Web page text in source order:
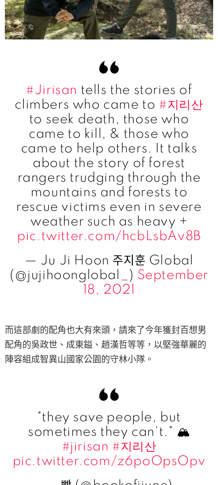
#Jirisan tells the stories of
climbers who came to #지리산
to seek death, those who
came to kill, & those who
came to help others. It talks
about the story of forest
rangers trudging through the
mountains and forests to
rescue victims even in severe
weather such as heavy +
pic.twitter.com/hcbLsbAv8B
— Ju Ji Hoon 주지훈 Global
(@jujihoonglobal_) September
18, 2021
而這部劇的配角也大有來頭，請來了今年獲封百想男
配角的吳政世、成東鎰、趙漢哲等等，以堅強華麗的
陣容組成智異山國家公園的守林小隊。
"they save people, but
sometimes they can't." 🏔️
#jirisan #지리산
pic.twitter.com/z6poOpsOpv